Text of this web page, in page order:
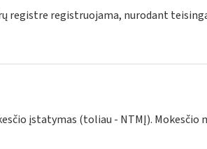
registre registruojama, nurodant
įstatymas (toliau - NTMĮ). Mokesčio